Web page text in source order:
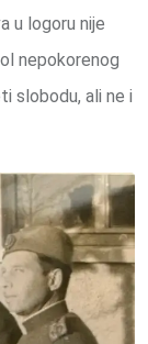
u logoru nije
nepokorenog
slobodu, ali ne i